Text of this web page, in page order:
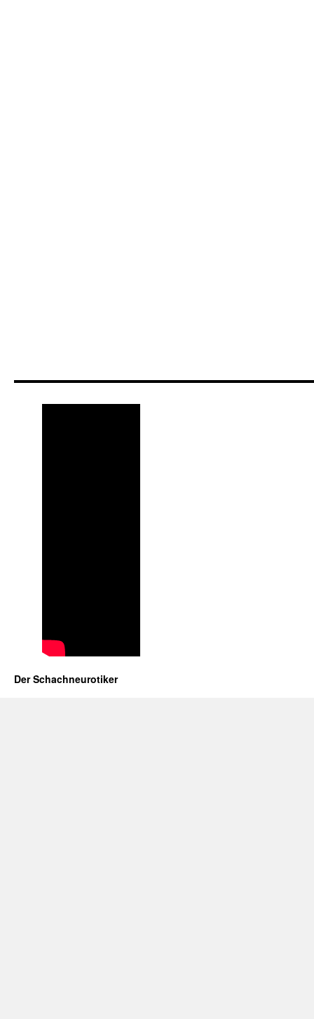
Der Schachneurotiker